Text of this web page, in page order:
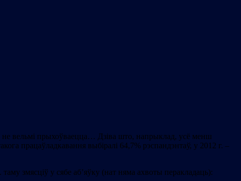
не вельмі прыхоўваецца… Дзіва што, напрыклад, усё менш
працаўладкавання выбіралі 64,7% рэспандэнтаў, у 2012 г. –
змясціў у сябе аб’яўку (нат няма ахвоты перакладаць):